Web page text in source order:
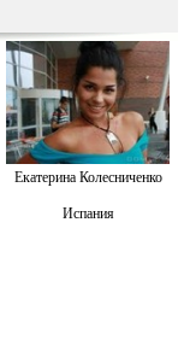
Екатерина Колесниченко
Испания